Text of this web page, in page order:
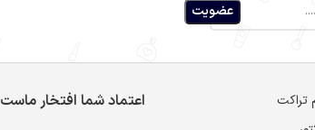
تراکت
اعتماد شما افتخار ماست